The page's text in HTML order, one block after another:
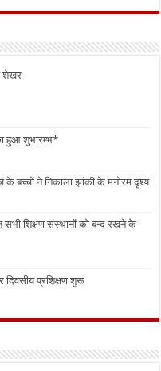
शेखर
हुआ शुभारम्भ*
के बच्चों ने निकाला झांकी के मनोरम दृश्य
शिक्षण संस्थानों को बन्द रखने के
प्रशिक्षण शुरू